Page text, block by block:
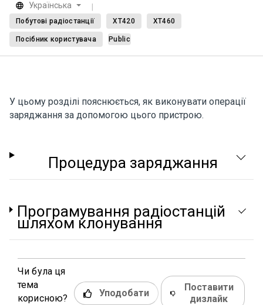
Українська
Побутові радіостанції XT420 XT460
Посібник користувача Public
У цьому розділі пояснюється, як виконувати операції
заряджання за допомогою цього пристрою.
Процедура заряджання
Програмування радіостанцій
шляхом клонування
Чи була ця
тема
корисною?
Уподобати
Поставити
дизлайк